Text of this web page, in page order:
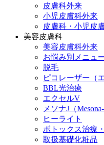
皮膚科外来
小児皮膚科外来
皮膚科・小児皮
美容皮膚科
美容皮膚科外来
お悩み別メニュ
脱毛
ピコレーザー（
BBL光治療
エクセルV
メソナJ（Mesona-
ヒーライト
ボトックス治療
取扱基礎化粧品